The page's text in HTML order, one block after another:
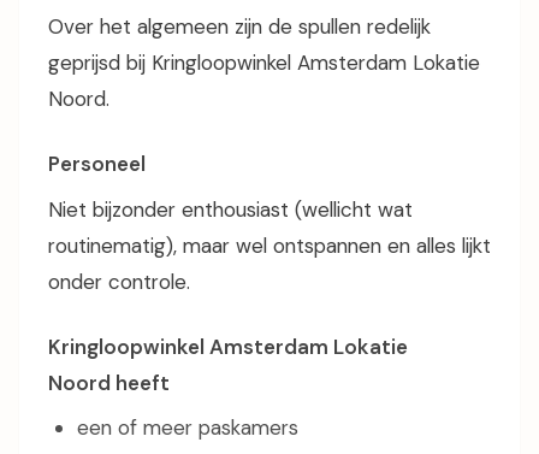
Over het algemeen zijn de spullen redelijk
geprijsd bij Kringloopwinkel Amsterdam Lokatie
Noord.
Personeel
Niet bijzonder enthousiast (wellicht wat
routinematig), maar wel ontspannen en alles lijkt
onder controle.
Kringloopwinkel Amsterdam Lokatie
Noord heeft
een of meer paskamers